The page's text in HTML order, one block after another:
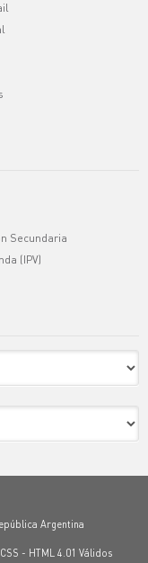
Secundaria
(IPV)
Argentina
CSS - HTML 4.01 Válidos